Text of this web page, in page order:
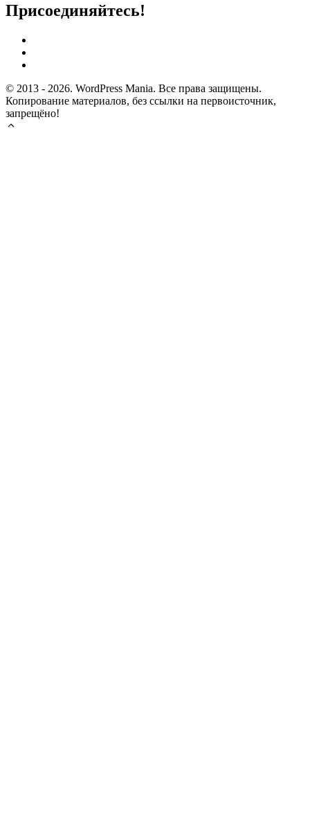
Присоединяйтесь!
© 2013 - 2026. WordPress Mania. Все права защищены.
Копирование материалов, без ссылки на первоисточник,
запрещёно!